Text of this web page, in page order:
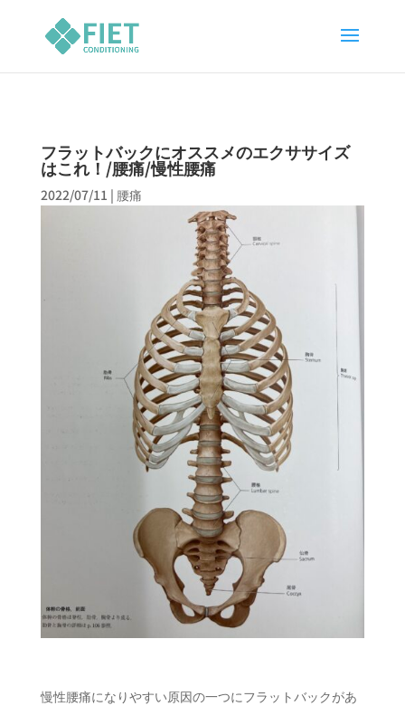
フラットバックにオススメのエクササイズ
はこれ！/腰痛/慢性腰痛
2022/07/11 | 腰痛
慢性腰痛になりやすい原因の一つにフラットバックがあ